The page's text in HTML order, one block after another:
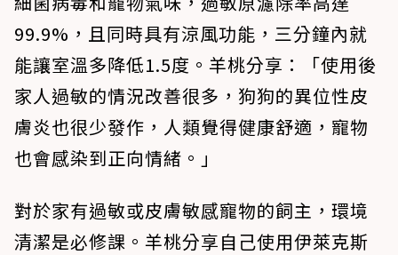
99.9%，且同時具有涼風功能，三分鐘內就
能讓室溫多降低1.5度。羊桃分享：「使用後
家人過敏的情況改善很多，狗狗的異位性皮
膚炎也很少發作，人類覺得健康舒適，寵物
也會感染到正向情緒。」
對於家有過敏或皮膚敏感寵物的飼主，環境
清潔是必修課。羊桃分享自己使用伊萊克斯